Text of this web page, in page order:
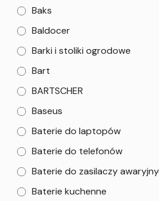
Baks
Baldocer
Barki i stoliki ogrodowe
Bart
BARTSCHER
Baseus
Baterie do laptopów
Baterie do telefonów
Baterie do zasilaczy
Baterie kuchenne